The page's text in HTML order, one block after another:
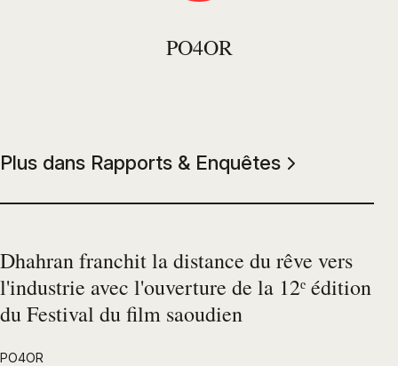
PO4OR
Plus dans Rapports & Enquêtes
Dhahran franchit la distance du rêve vers
l'industrie avec l'ouverture de la 12ᵉ édition
du Festival du film saoudien
PO4OR